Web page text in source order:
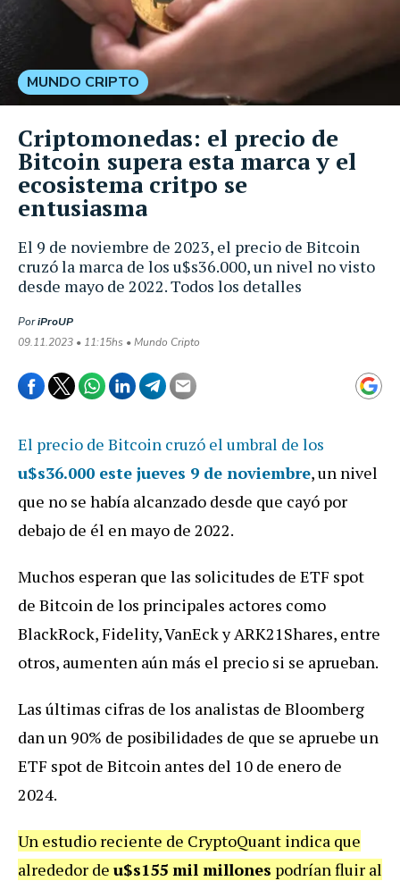
El 9 de noviembre de 2023, el precio de Bitcoin
cruzó la marca de los u$s36.000, un nivel no visto
desde mayo de 2022. Todos los detalles
PoriProUP
09.11.2023 • 11:15hs • Mundo Cripto
MUNDO CRIPTO
Criptomonedas: el precio de
Bitcoin supera esta marca y el
ecosistema critpo se
entusiasma
El precio de Bitcoin cruzó el umbral de los
u$s36.000 este jueves 9 de noviembre, un nivel
que no se había alcanzado desde que cayó por
debajo de él en mayo de 2022.
Muchos esperan que las solicitudes de ETF spot
de Bitcoin de los principales actores como
BlackRock, Fidelity, VanEck y ARK21Shares, entre
otros, aumenten aún más el precio si se aprueban.
Las últimas cifras de los analistas de Bloomberg
dan un 90% de posibilidades de que se apruebe un
ETF spot de Bitcoin antes del 10 de enero de
2024.
Un estudio reciente de CryptoQuant indica que
alrededor de u$s155 mil millones podrían fluir al